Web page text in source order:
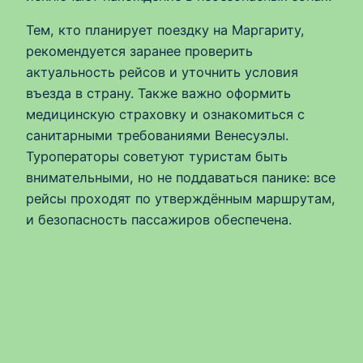
Тем, кто планирует поездку на Маргариту,
рекомендуется заранее проверить
актуальность рейсов и уточнить условия
въезда в страну. Также важно оформить
медицинскую страховку и ознакомиться с
санитарными требованиями Венесуэлы.
Туроператоры советуют туристам быть
внимательными, но не поддаваться панике: все
рейсы проходят по утверждённым маршрутам,
и безопасность пассажиров обеспечена.